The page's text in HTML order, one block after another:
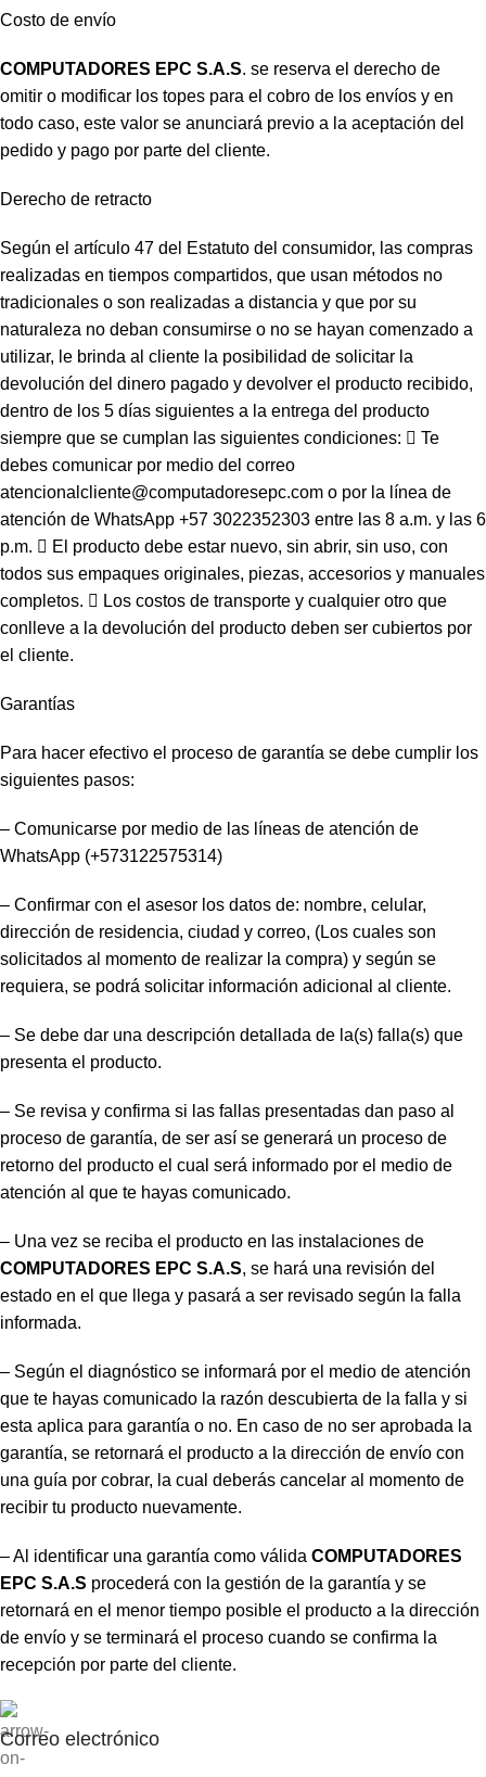
Costo de envío
COMPUTADORES EPC S.A.S. se reserva el derecho de
omitir o modificar los topes para el cobro de los envíos y en
todo caso, este valor se anunciará previo a la aceptación del
pedido y pago por parte del cliente.
Derecho de retracto
Según el artículo 47 del Estatuto del consumidor, las compras
realizadas en tiempos compartidos, que usan métodos no
tradicionales o son realizadas a distancia y que por su
naturaleza no deban consumirse o no se hayan comenzado a
utilizar, le brinda al cliente la posibilidad de solicitar la
devolución del dinero pagado y devolver el producto recibido,
dentro de los 5 días siguientes a la entrega del producto
siempre que se cumplan las siguientes condiciones:  Te
debes comunicar por medio del correo
atencionalcliente@computadoresepc.com o por la línea de
atención de WhatsApp +57 3022352303 entre las 8 a.m. y las 6
p.m.  El producto debe estar nuevo, sin abrir, sin uso, con
todos sus empaques originales, piezas, accesorios y manuales
completos.  Los costos de transporte y cualquier otro que
conlleve a la devolución del producto deben ser cubiertos por
el cliente.
Garantías
Para hacer efectivo el proceso de garantía se debe cumplir los
siguientes pasos:
– Comunicarse por medio de las líneas de atención de
WhatsApp (+573122575314)
– Confirmar con el asesor los datos de: nombre, celular,
dirección de residencia, ciudad y correo, (Los cuales son
solicitados al momento de realizar la compra) y según se
requiera, se podrá solicitar información adicional al cliente.
– Se debe dar una descripción detallada de la(s) falla(s) que
presenta el producto.
– Se revisa y confirma si las fallas presentadas dan paso al
proceso de garantía, de ser así se generará un proceso de
retorno del producto el cual será informado por el medio de
atención al que te hayas comunicado.
– Una vez se reciba el producto en las instalaciones de
COMPUTADORES EPC S.A.S, se hará una revisión del
estado en el que llega y pasará a ser revisado según la falla
informada.
– Según el diagnóstico se informará por el medio de atención
que te hayas comunicado la razón descubierta de la falla y si
esta aplica para garantía o no. En caso de no ser aprobada la
garantía, se retornará el producto a la dirección de envío con
una guía por cobrar, la cual deberás cancelar al momento de
recibir tu producto nuevamente.
– Al identificar una garantía como válida COMPUTADORES
EPC S.A.S procederá con la gestión de la garantía y se
retornará en el menor tiempo posible el producto a la dirección
de envío y se terminará el proceso cuando se confirma la
recepción por parte del cliente.
Correo electrónico